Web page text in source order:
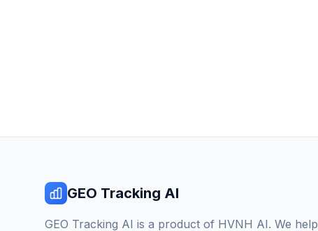
GEO Tracking AI
GEO Tracking AI is a product of HVNH AI. We help